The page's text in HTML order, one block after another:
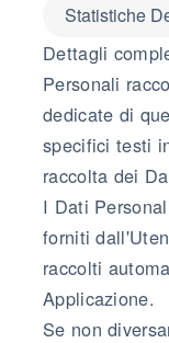
Statistiche
Dettagli
Personali
dedicate di
specifici testi
raccolta dei
I Dati
forniti
raccolti
Applicazione.
Se non